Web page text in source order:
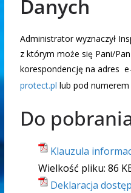
Danych
Administrator wyznaczył
z którym może się Pani/
korespondencję na adres
protect.pl lub pod
Do
Klauzula
Wielkość pliku: 86
Deklaracja